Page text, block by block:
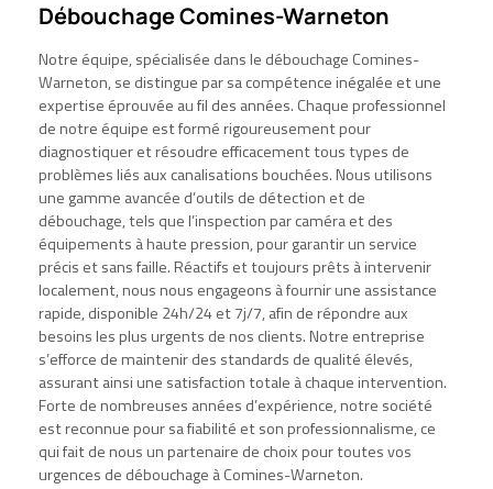
Débouchage Comines-Warneton
Notre équipe, spécialisée dans le débouchage Comines-
Warneton, se distingue par sa compétence inégalée et une
expertise éprouvée au fil des années. Chaque professionnel
de notre équipe est formé rigoureusement pour
diagnostiquer et résoudre efficacement tous types de
problèmes liés aux canalisations bouchées. Nous utilisons
une gamme avancée d’outils de détection et de
débouchage, tels que l’inspection par caméra et des
équipements à haute pression, pour garantir un service
précis et sans faille. Réactifs et toujours prêts à intervenir
localement, nous nous engageons à fournir une assistance
rapide, disponible 24h/24 et 7j/7, afin de répondre aux
besoins les plus urgents de nos clients. Notre entreprise
s’efforce de maintenir des standards de qualité élevés,
assurant ainsi une satisfaction totale à chaque intervention.
Forte de nombreuses années d’expérience, notre société
est reconnue pour sa fiabilité et son professionnalisme, ce
qui fait de nous un partenaire de choix pour toutes vos
urgences de débouchage à Comines-Warneton.